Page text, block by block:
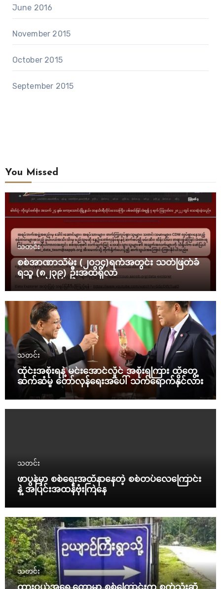
June 2016
November 2015
October 2015
September 2015
You Missed
သတင်း
စစ်အာဏာသိမ်း (၂၀၁၄)ရက်အတွင်း သတ်ဖြတ်ခံ
ရသူ (၈၂၃၉) ဦးအထိရှိလာ
သတင်း
ထိုင်းအစိုးရနဲ့ မင်းအောင်လှိုင် အစိုးရကြား ထိတွေ့
ဆက်ဆံမှု တော်လှန်ရေးအပေါ် သက်ရောက်နိုင်လား
သတင်း
ဖာပွန်မှာ စစ်ရေးအထိနာနေတဲ့ စစ်တပ်လေကြောင်း
နဲ့ အပြင်းအထန်ဗုံးကြဲနေ
သတင်း